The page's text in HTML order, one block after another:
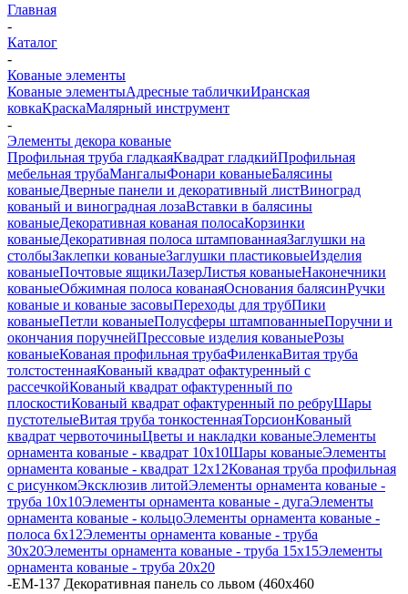
Главная
-
Каталог
-
Кованые элементы
Кованые элементыАдресные табличкиИранская
ковкаКраскаМалярный инструмент
-
Элементы декора кованые
Профильная труба гладкаяКвадрат гладкийПрофильная
мебельная трубаМангалыФонари кованыеБалясины
кованыеДверные панели и декоративный листВиноград
кованый и виноградная лозаВставки в балясины
кованыеДекоративная кованая полосаКорзинки
кованыеДекоративная полоса штампованнаяЗаглушки на
столбыЗаклепки кованыеЗаглушки пластиковыеИзделия
кованыеПочтовые ящикиЛазерЛистья кованыеНаконечники
кованыеОбжимная полоса кованаяОснования балясинРучки
кованые и кованые засовыПереходы для трубПики
кованыеПетли кованыеПолусферы штампованныеПоручни и
окончания поручнейПрессовые изделия кованыеРозы
кованыеКованая профильная трубаФиленкаВитая труба
толстостеннаяКованый квадрат офактуренный с
рассечкойКованый квадрат офактуренный по
плоскостиКованый квадрат офактуренный по ребруШары
пустотелыеВитая труба тонкостеннаяТорсионКованый
квадрат червоточиныЦветы и накладки кованыеЭлементы
орнамента кованые - квадрат 10х10Шары кованыеЭлементы
орнамента кованые - квадрат 12х12Кованая труба профильная
с рисункомЭксклюзив литойЭлементы орнамента кованые -
труба 10х10Элементы орнамента кованые - дугаЭлементы
орнамента кованые - кольцоЭлементы орнамента кованые -
полоса 6х12Элементы орнамента кованые - труба
30х20Элементы орнамента кованые - труба 15х15Элементы
орнамента кованые - труба 20х20
-ЕМ-137 Декоративная панель со львом (460х460